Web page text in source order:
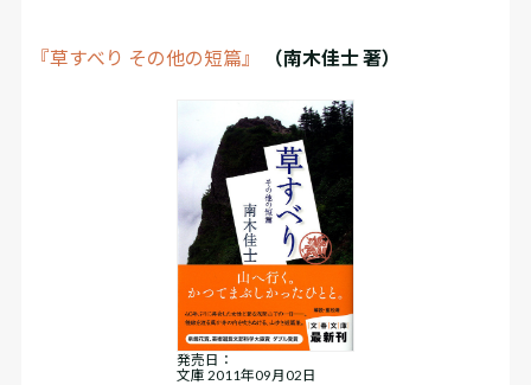
『草すべり その他の短篇』 （南木佳士 著）
発売日：
文庫 2011年09月02日